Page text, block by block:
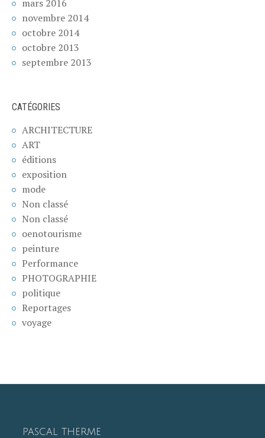
mars 2016
novembre 2014
octobre 2014
octobre 2013
septembre 2013
CATÉGORIES
ARCHITECTURE
ART
éditions
exposition
mode
Non classé
Non classé
oenotourisme
peinture
Performance
PHOTOGRAPHIE
politique
Reportages
voyage
PASCAL THERME